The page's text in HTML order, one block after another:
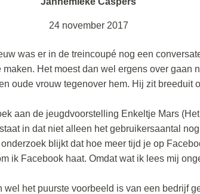
24 november 2017
was er in de treincoupé nog een
Het moest dan wel ergens over gaan
oude vrouw tegenover hem. Hij zit breeduit
aan de jeugdvoorstelling Enkeltje Mars
in dat niet alleen het gebruikersaantal
blijkt dat hoe meer tijd je op
ik Facebook haat. Omdat wat ik lees mij
het puurste voorbeeld is van een bedrijf